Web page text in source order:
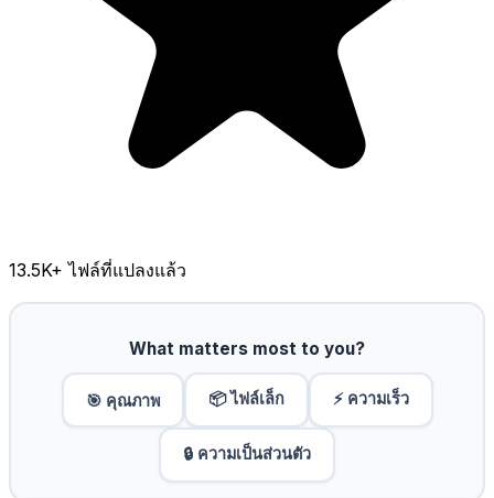
13.5K+ ไฟล์ที่แปลงแล้ว
What matters most to you?
🎯 คุณภาพ 📦 ไฟล์เล็ก ⚡ ความเร็ว
🔒 ความเป็นส่วนตัว